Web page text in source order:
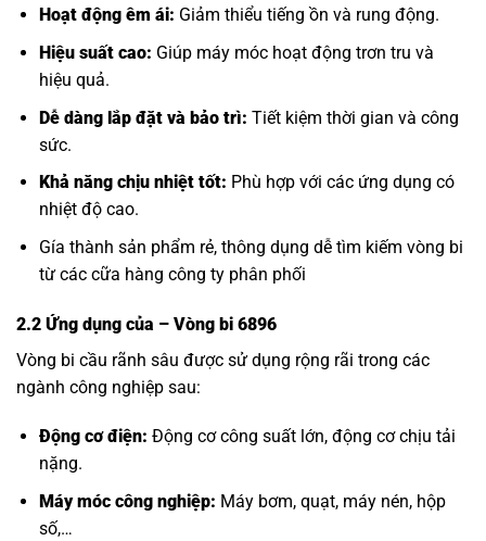
Hoạt động êm ái: Giảm thiểu tiếng ồn và rung động.
Hiệu suất cao: Giúp máy móc hoạt động trơn tru và
hiệu quả.
Dễ dàng lắp đặt và bảo trì: Tiết kiệm thời gian và công
sức.
Khả năng chịu nhiệt tốt: Phù hợp với các ứng dụng có
nhiệt độ cao.
Gía thành sản phẩm rẻ, thông dụng dễ tìm kiếm vòng bi
từ các cữa hàng công ty phân phối
2.2 Ứng dụng của – Vòng bi 6896
Vòng bi cầu rãnh sâu được sử dụng rộng rãi trong các
ngành công nghiệp sau:
Động cơ điện: Động cơ công suất lớn, động cơ chịu tải
nặng.
Máy móc công nghiệp: Máy bơm, quạt, máy nén, hộp
số,…